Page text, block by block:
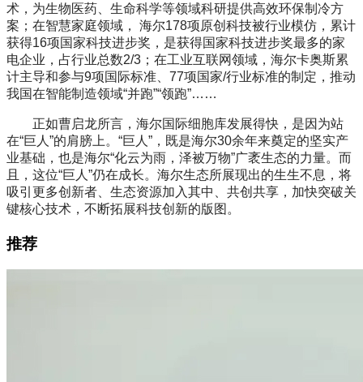
术，为生物医药、生命科学等领域科研提供高效环保制冷方
案；在智慧家庭领域， 海尔178项原创科技被行业模仿，累计
获得16项国家科技进步奖，是获得国家科技进步奖最多的家
电企业，占行业总数2/3；在工业互联网领域，海尔卡奥斯累
计主导和参与9项国际标准、77项国家/行业标准的制定，推动
我国在智能制造领域“并跑”“领跑”……
正如曹启龙所言，海尔国际细胞库发展得快，是因为站
在“巨人”的肩膀上。“巨人”，既是海尔30余年来奠定的坚实产
业基础，也是海尔“化云为雨，泽被万物”广袤生态的力量。而
且，这位“巨人”仍在成长。海尔生态所展现出的生生不息，将
吸引更多创新者、生态资源加入其中、共创共享，加快突破关
键核心技术，不断拓展科技创新的版图。
推荐